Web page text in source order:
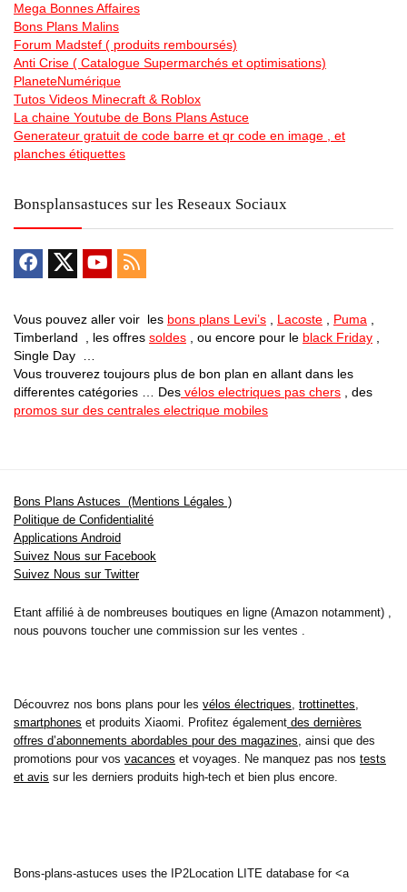
Mega Bonnes Affaires
Bons Plans Malins
Forum Madstef ( produits remboursés)
Anti Crise ( Catalogue Supermarchés et optimisations)
PlaneteNumérique
Tutos Videos Minecraft & Roblox
La chaine Youtube de Bons Plans Astuce
Generateur gratuit de code barre et qr code en image , et
planches étiquettes
Bonsplansastuces sur les Reseaux Sociaux
Vous pouvez aller voir les bons plans Levi’s , Lacoste , Puma ,
Timberland , les offres soldes , ou encore pour le black Friday ,
Single Day …
Vous trouverez toujours plus de bon plan en allant dans les
differentes catégories … Des vélos electriques pas chers , des
promos sur des centrales electrique mobiles
Bons Plans Astuces (Mentions Légales )
Politique de Confidentialité
Applications Android
Suivez Nous sur Facebook
Suivez Nous sur Twitter
Etant affilié à de nombreuses boutiques en ligne (Amazon notamment) ,
nous pouvons toucher une commission sur les ventes .
Découvrez nos bons plans pour les vélos électriques, trottinettes,
smartphones et produits Xiaomi. Profitez également des dernières
offres d’abonnements abordables pour des magazines, ainsi que des
promotions pour vos vacances et voyages. Ne manquez pas nos tests
et avis sur les derniers produits high-tech et bien plus encore.
Bons-plans-astuces uses the IP2Location LITE database for <a